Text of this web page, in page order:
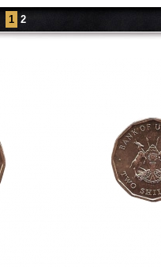
1 2